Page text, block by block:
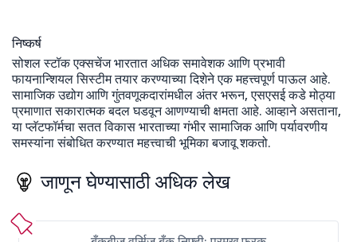
निष्कर्ष
सोशल स्टॉक एक्सचेंज भारतात अधिक समावेशक आणि प्रभावी
फायनान्शियल सिस्टीम तयार करण्याच्या दिशेने एक महत्त्वपूर्ण पाऊल आहे.
सामाजिक उद्योग आणि गुंतवणूकदारांमधील अंतर भरून, एसएसई कडे मोठ्या
प्रमाणात सकारात्मक बदल घडवून आणण्याची क्षमता आहे. आव्हाने असताना,
या प्लॅटफॉर्मचा सतत विकास भारताच्या गंभीर सामाजिक आणि पर्यावरणीय
समस्यांना संबोधित करण्यात महत्त्वाची भूमिका बजावू शकतो.
जाणून घेण्यासाठी अधिक लेख